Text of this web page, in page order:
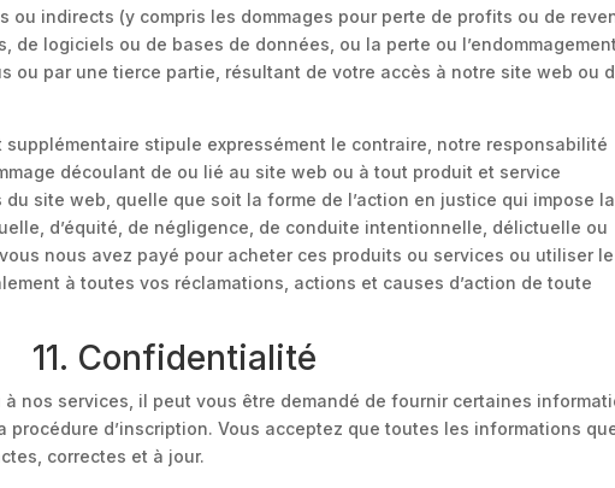
ou indirects (y compris les dommages pour perte de profits ou de
de logiciels ou de bases de données, ou la perte ou
ou par une tierce partie, résultant de votre accès à notre site web ou
stipule expressément le contraire, notre responsabilité
découlant de ou lié au site web ou à tout produit et service
site web, quelle que soit la forme de l’action en justice qui impose la
d’équité, de négligence, de conduite intentionnelle, délictuelle ou
nous avez payé pour acheter ces produits ou services ou utiliser
à toutes vos réclamations, actions et causes d’action de toute
11. Confidentialité
nos services, il peut vous être demandé de fournir certaines
procédure d’inscription. Vous acceptez que toutes les informations
correctes et à jour.